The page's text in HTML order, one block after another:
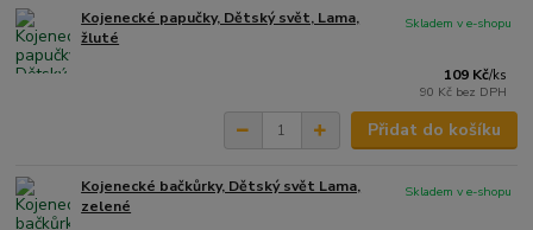
Kojenecké papučky, Dětský svět, Lama,
žluté
109 Kč/ks
90 Kč bez DPH
Skladem v e-shopu
Přidat do košíku
Kojenecké bačkůrky, Dětský svět Lama,
zelené
Skladem v e-shopu